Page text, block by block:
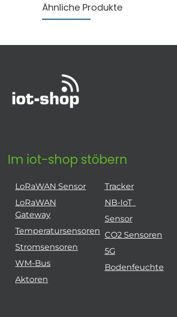
Ähnliche Produkte
Im iot-shop stöbern
LoRaWAN Sensor
LoRaWAN
Gateway
Temperatursensoren
Stromsensoren
WM-Bus
Aktoren
Tracker
NB-IoT
Sensor
CO2 Sensoren
5G
Bodenfeuchte